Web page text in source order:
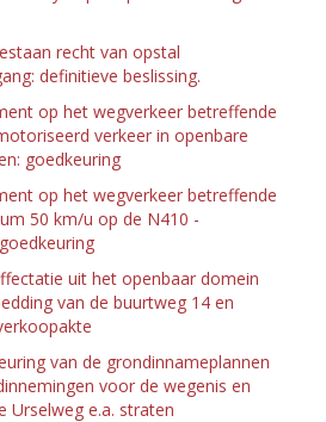
recht van opstal
definitieve beslissing.
op het wegverkeer betreffende
verkeer in openbare
goedkeuring
op het wegverkeer betreffende
50 km/u op de N410 -
uit het openbaar domein
van de buurtweg 14 en
van de grondinnameplannen
voor de wegenis en
Urselweg e.a. straten